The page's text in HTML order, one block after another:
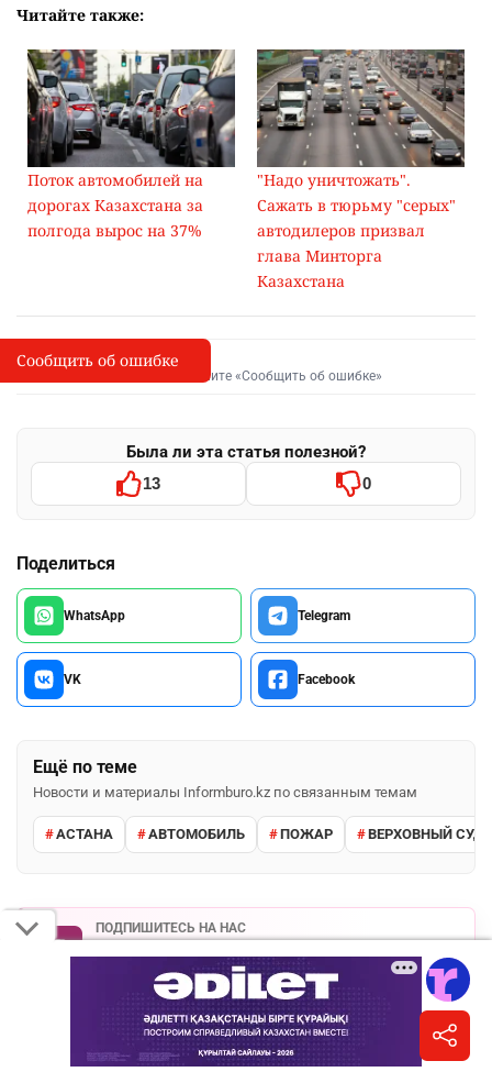
Читайте также:
Поток автомобилей на
дорогах Казахстана за
полгода вырос на 37%
"Надо уничтожать".
Сажать в тюрьму "серых"
автодилеров призвал
глава Минторга
Казахстана
I
Сообщить об опечатке
Выделите фрагмент и нажмите «Сообщить об ошибке»
Была ли эта статья полезной?
13 0
Поделиться
WhatsApp Telegram
VK Facebook
Ещё по теме
Новости и материалы Informburo.kz по связанным темам
АСТАНА АВТОМОБИЛЬ ПОЖАР ВЕРХОВНЫЙ СУД
ПОДПИШИТЕСЬ НА НАС
Главное за день, карточки и сторис.
Подписаться
Сообщить об ошибке